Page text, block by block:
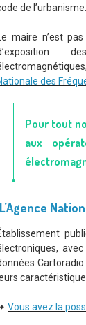
de l’urbanisme.
Le maire n’est
des
Pour tout
aux
L’Agence
Vous avez la